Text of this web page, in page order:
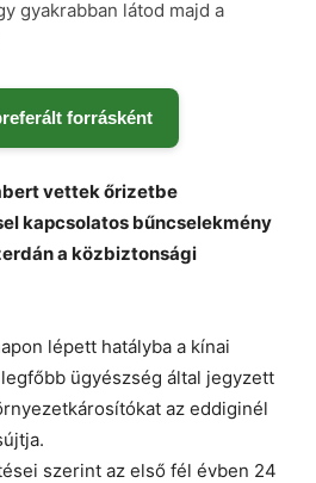
gyakrabban látod majd a
forrásként
vettek őrizetbe
kapcsolatos bűncselekmény
a közbiztonsági
lépett hatályba a kínai
ügyészség által jegyzett
az eddiginél
szerint az első fél évben 24